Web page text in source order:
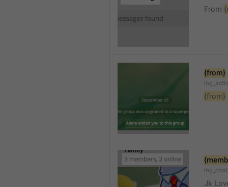
From
{from}
{from}
Jk